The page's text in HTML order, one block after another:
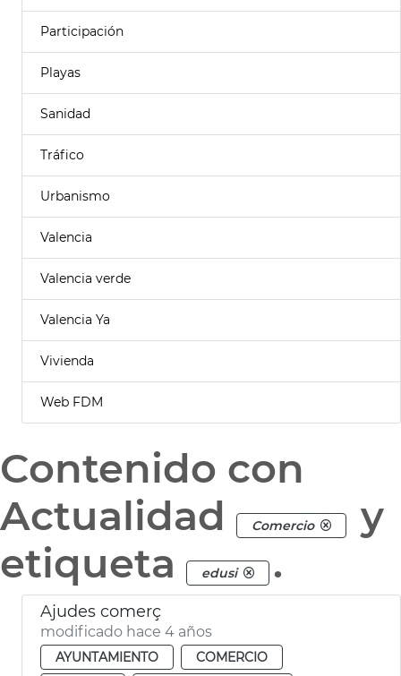
Participación
Playas
Sanidad
Tráfico
Urbanismo
Valencia
Valencia verde
Valencia Ya
Vivienda
Web FDM
Contenido con
Actualidad
Comercio
y
etiqueta
edusi .
Ajudes comerç
modificado hace 4 años
AYUNTAMIENTO
COMERCIO